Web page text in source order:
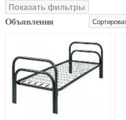
Показать фильтры
Объявления